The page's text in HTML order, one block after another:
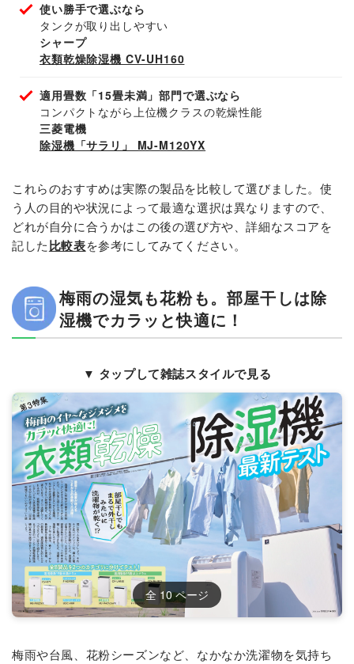
使い勝手で選ぶなら
タンクが取り出しやすい
シャープ
衣類乾燥除湿機 CV-UH160
適用畳数「15畳未満」部門で選ぶなら
コンパクトながら上位機クラスの乾燥性能
三菱電機
除湿機「サラリ」 MJ-M120YX
これらのおすすめは実際の製品を比較して選びました。使
う人の目的や状況によって最適な選択は異なりますので、
どれが自分に合うかはこの後の選び方や、詳細なスコアを
記した比較表を参考にしてみてください。
梅雨の湿気も花粉も。部屋干しは除
湿機でカラッと快適に！
▼ タップして雑誌スタイルで見る
全 10 ページ
梅雨や台風、花粉シーズンなど、なかなか洗濯物を気持ち